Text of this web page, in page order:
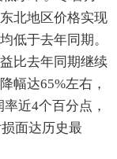
北地区价格实现
低于去年同期。
比去年同期继续
幅达65%左右，
近4个百分点，
面达历史最